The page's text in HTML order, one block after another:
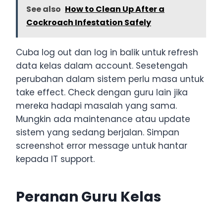
See also How to Clean Up After a
Cockroach Infestation Safely
Cuba log out dan log in balik untuk refresh
data kelas dalam account. Sesetengah
perubahan dalam sistem perlu masa untuk
take effect. Check dengan guru lain jika
mereka hadapi masalah yang sama.
Mungkin ada maintenance atau update
sistem yang sedang berjalan. Simpan
screenshot error message untuk hantar
kepada IT support.
Peranan Guru Kelas